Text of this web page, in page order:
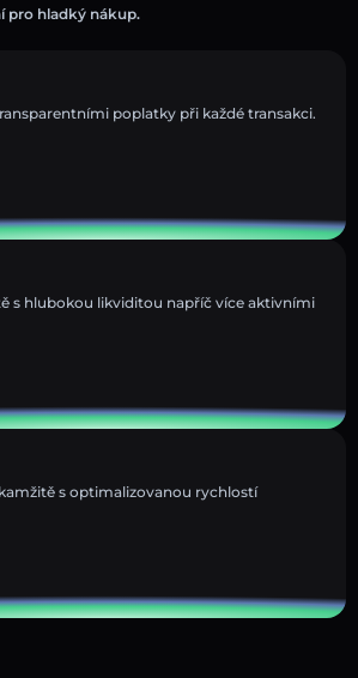
pro hladký nákup.
poplatky při každé transakci.
s hlubokou likviditou napříč více aktivními
s optimalizovanou rychlostí